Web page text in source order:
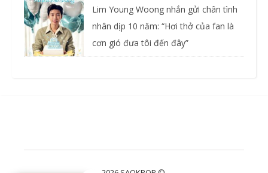
Lim Young Woong nhắn gửi chân tình
nhân dịp 10 năm: “Hơi thở của fan là
cơn gió đưa tôi đến đây”